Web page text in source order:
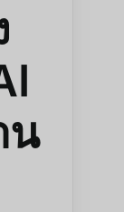
น